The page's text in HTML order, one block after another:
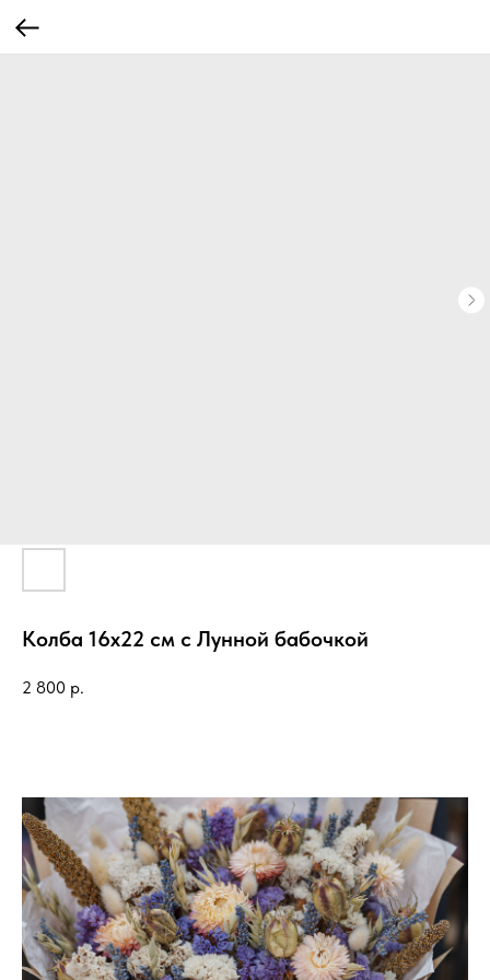
Колба 16х22 см с Лунной бабочкой
2 800 р.